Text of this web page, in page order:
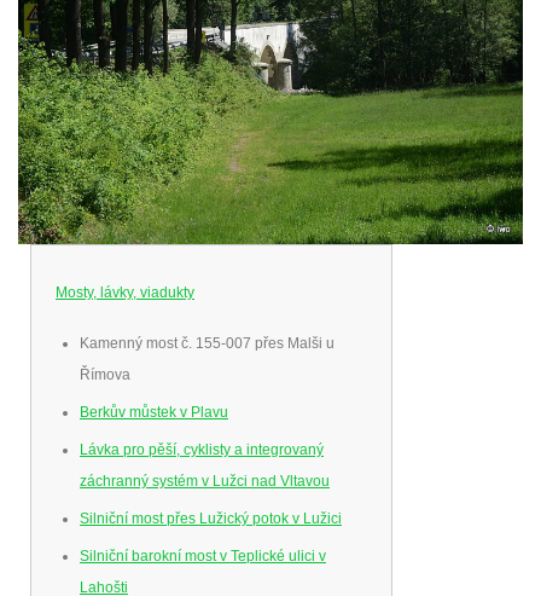
Mosty, lávky, viadukty
Kamenný most č. 155-007 přes Malši u
Římova
Berkův můstek v Plavu
Lávka pro pěší, cyklisty a integrovaný
záchranný systém v Lužci nad Vltavou
Silniční most přes Lužický potok v Lužici
Silniční barokní most v Teplické ulici v
Lahošti